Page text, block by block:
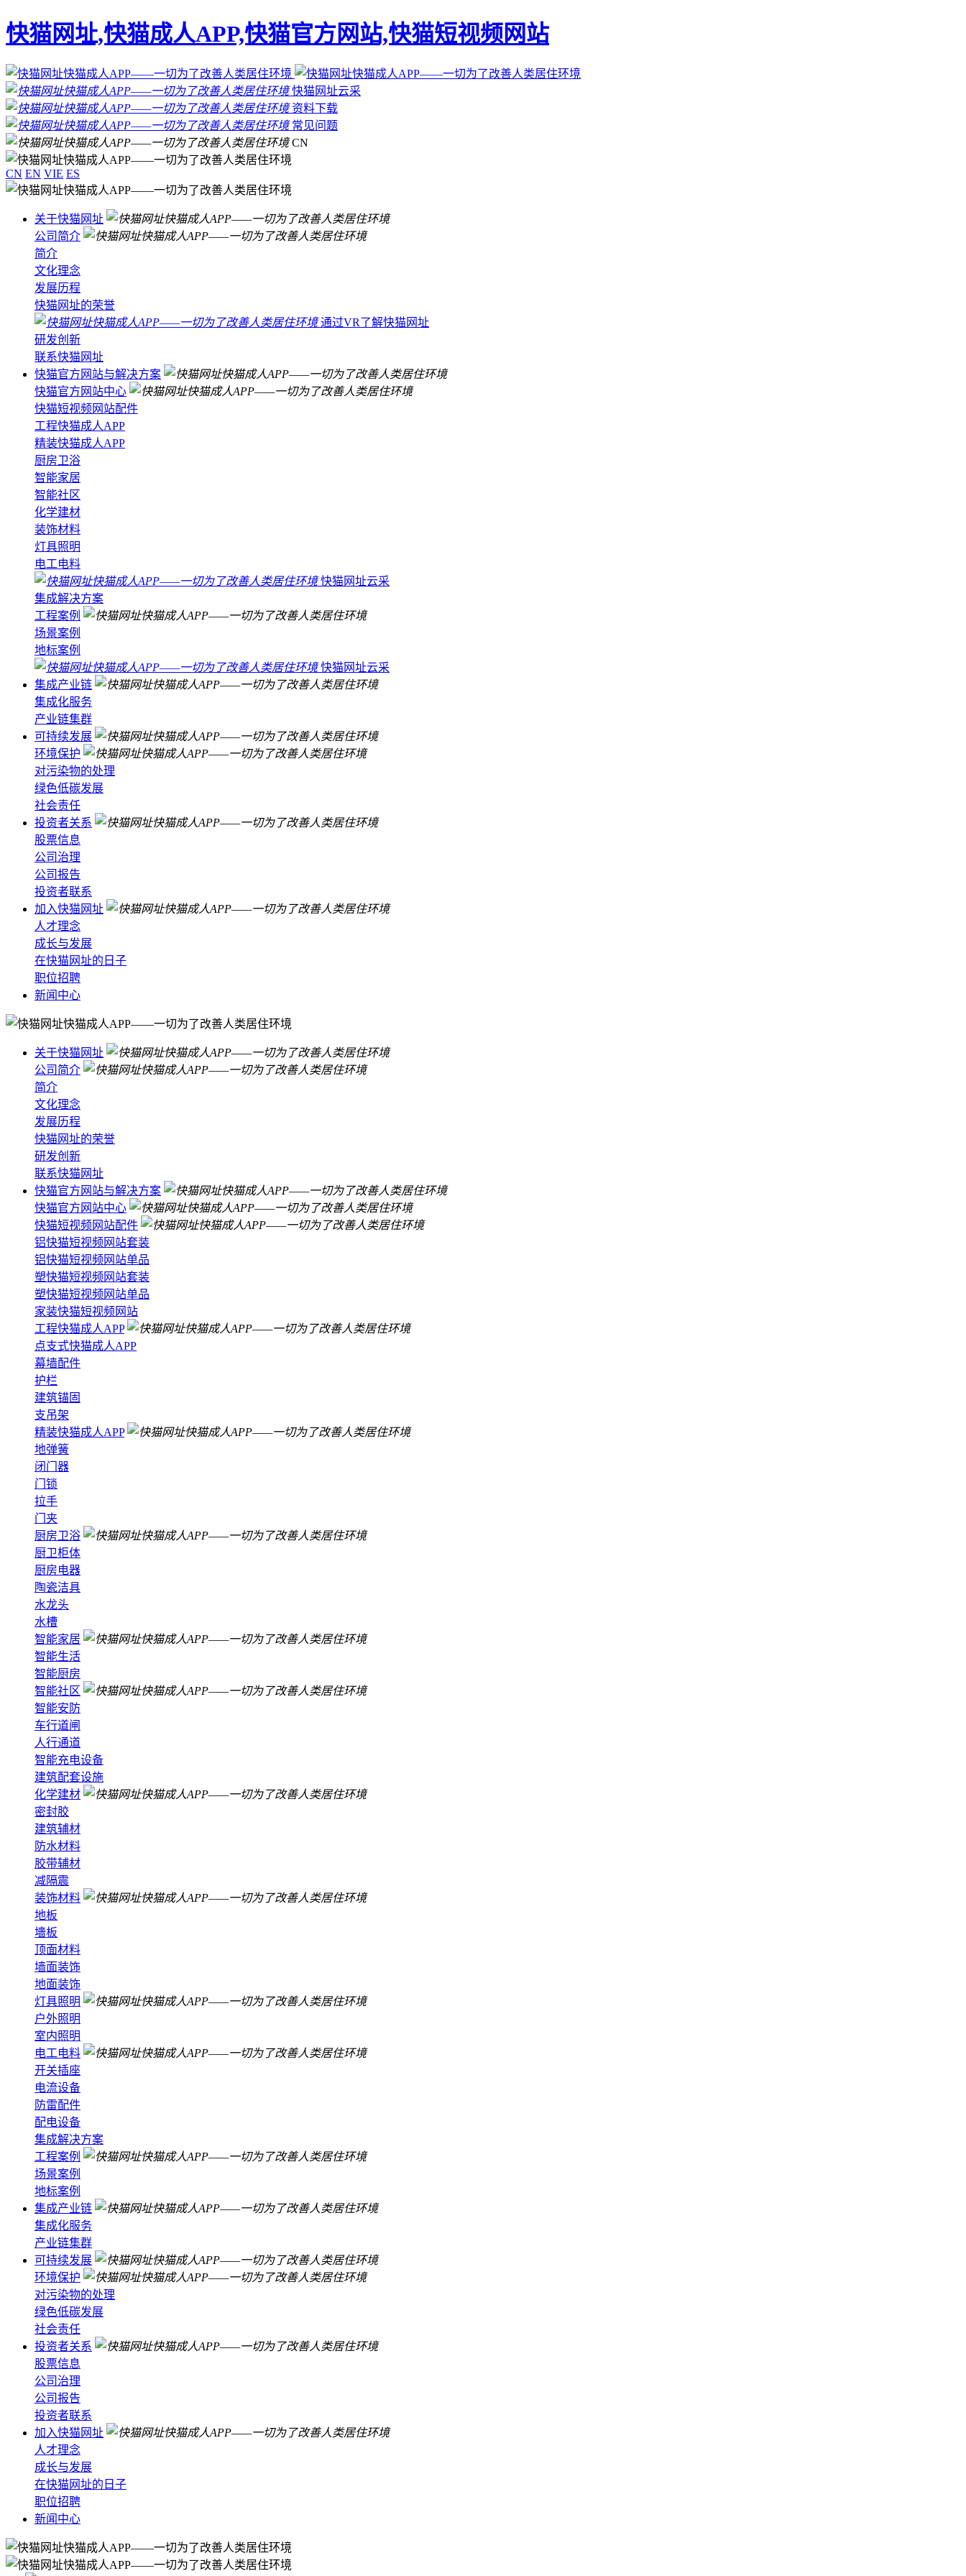
快猫网址,快猫成人APP,快猫官方网站,快猫短视频网站
快猫网址云采
资料下载
常见问题
CN
CN EN VIE ES
关于快猫网址
公司简介
简介
文化理念
发展历程
快猫网址的荣誉
通过VR了解快猫网址
研发创新
联系快猫网址
快猫官方网站与解决方案
快猫官方网站中心
快猫短视频网站配件
工程快猫成人APP
精装快猫成人APP
厨房卫浴
智能家居
智能社区
化学建材
装饰材料
灯具照明
电工电料
快猫网址云采
集成解决方案
工程案例
场景案例
地标案例
快猫网址云采
集成产业链
集成化服务
产业链集群
可持续发展
环境保护
对污染物的处理
绿色低碳发展
社会责任
投资者关系
股票信息
公司治理
公司报告
投资者联系
加入快猫网址
人才理念
成长与发展
在快猫网址的日子
职位招聘
新闻中心
关于快猫网址
公司简介
简介
文化理念
发展历程
快猫网址的荣誉
研发创新
联系快猫网址
快猫官方网站与解决方案
快猫官方网站中心
快猫短视频网站配件
铝快猫短视频网站套装
铝快猫短视频网站单品
塑快猫短视频网站套装
塑快猫短视频网站单品
家装快猫短视频网站
工程快猫成人APP
点支式快猫成人APP
幕墙配件
护栏
建筑锚固
支吊架
精装快猫成人APP
地弹簧
闭门器
门锁
拉手
门夹
厨房卫浴
厨卫柜体
厨房电器
陶瓷洁具
水龙头
水槽
智能家居
智能生活
智能厨房
智能社区
智能安防
车行道闸
人行通道
智能充电设备
建筑配套设施
化学建材
密封胶
建筑辅材
防水材料
胶带辅材
减隔震
装饰材料
地板
墻板
顶面材料
墙面装饰
地面装饰
灯具照明
户外照明
室内照明
电工电料
开关插座
电流设备
防雷配件
配电设备
集成解决方案
工程案例
场景案例
地标案例
集成产业链
集成化服务
产业链集群
可持续发展
环境保护
对污染物的处理
绿色低碳发展
社会责任
投资者关系
股票信息
公司治理
公司报告
投资者联系
加入快猫网址
人才理念
成长与发展
在快猫网址的日子
职位招聘
新闻中心